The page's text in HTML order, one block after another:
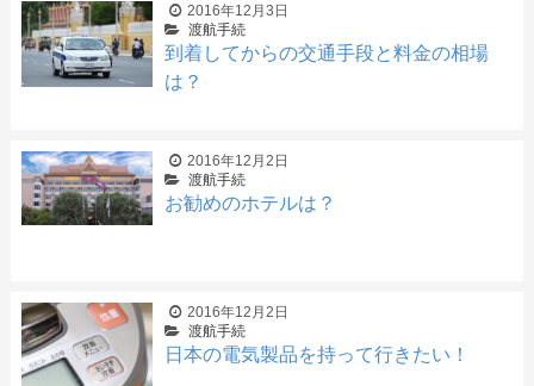
2016年12月3日
渡航手続
到着してからの交通手段と料金の相場
は？
2016年12月2日
渡航手続
お勧めのホテルは？
2016年12月2日
渡航手続
日本の電気製品を持って行きたい！